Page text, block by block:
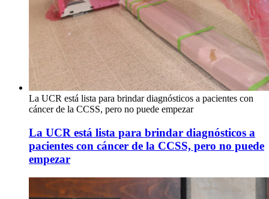
La UCR está lista para brindar diagnósticos a pacientes con
cáncer de la CCSS, pero no puede empezar
La UCR está lista para brindar diagnósticos a
pacientes con cáncer de la CCSS, pero no puede
empezar